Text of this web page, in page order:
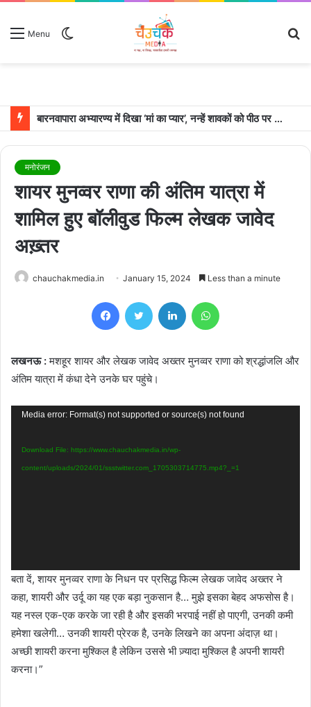
Menu
बारनवापारा अभ्यारण्य में दिखा ‘मां का प्यार’, नन्हें शावकों को पीठ पर बैठाकर घूमती दिखी मादा भालू
मनोरंजन
शायर मुनव्वर राणा की अंतिम यात्रा में
शामिल हुए बॉलीवुड फिल्म लेखक जावेद
अख़्तर
chauchakmedia.in January 15, 2024 Less than a minute
FacebookTwitter LinkedIn
लखनऊ :मशहूर शायर और लेखकजावेद अख्तरमुनव्वर राणा को श्रद्धांजलि और
अंतिम यात्रा में कंधा देने उनके घर पहुंचे।
Video
Media error: Format(s) not supported or source(s) not found
Download File: https://www.chauchakmedia.in/wp-
content/uploads/2024/01/ssstwitter.com_1705303714775.mp4?_=1
बता दें, शायर मुनव्वर राणा के निधन पर प्रसिद्ध फिल्म लेखक जावेद अख्तर ने
कहा, शायरी और उर्दू का यह एक बड़ा नुकसान है… मुझे इसका बेहद अफसोस है।
यह नस्ल एक-एक करके जा रही है और इसकी भरपाई नहीं हो पाएगी, उनकी कमी
हमेशा खलेगी… उनकी शायरी प्रेरक है, उनके लिखने का अपना अंदाज़ था।
अच्छी शायरी करना मुश्किल है लेकिन उससे भी ज़्यादा मुश्किल है अपनी शायरी
करना।”